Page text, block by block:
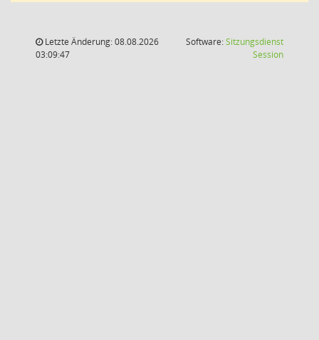
Letzte Änderung: 08.08.2026
03:09:47
Software:Sitzungsdienst
Session(Wird in